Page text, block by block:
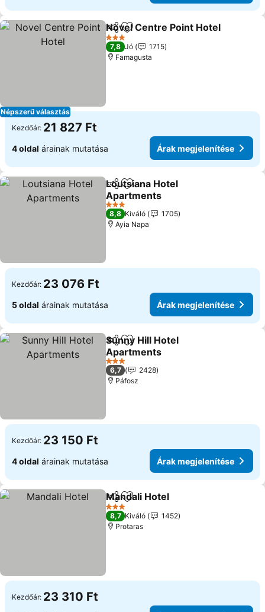
Népszerű választás
Megosztás
Hozzáadás a kedvencekhez
Novel Centre Point Hotel
3 Kategória
7,8 Jó
1715
Famagusta
Kezdőár: 21 827 Ft
4 oldal árainak mutatása Árak megjelenítése
Megosztás
Hozzáadás a kedvencekhez
Loutsiana Hotel
Apartments
3 Kategória
8,8 Kiváló
1705
Ayia Napa
Kezdőár: 23 076 Ft
5 oldal árainak mutatása Árak megjelenítése
Megosztás
Hozzáadás a kedvencekhez
Sunny Hill Hotel
Apartments
3 Kategória
6,7
2428
Páfosz
Kezdőár: 23 150 Ft
4 oldal árainak mutatása Árak megjelenítése
Megosztás
Hozzáadás a kedvencekhez
Mandali Hotel
3 Kategória
8,7 Kiváló
1452
Protaras
Kezdőár: 23 310 Ft